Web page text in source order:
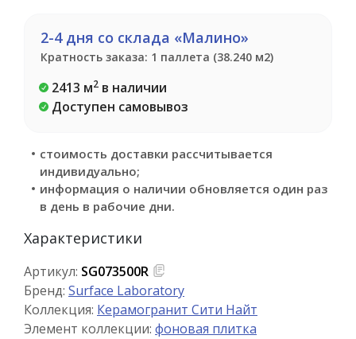
2-4 дня со склада «Малино»
Кратность заказа: 1 паллета (38.240 м2)
2413 м2 в наличии
Доступен самовывоз
стоимость доставки рассчитывается
индивидуально;
информация о наличии обновляется один раз
в день в рабочие дни.
Характеристики
Артикул: SG073500R
Бренд: Surface Laboratory
Коллекция: Керамогранит Сити Найт
Элемент коллекции: фоновая плитка